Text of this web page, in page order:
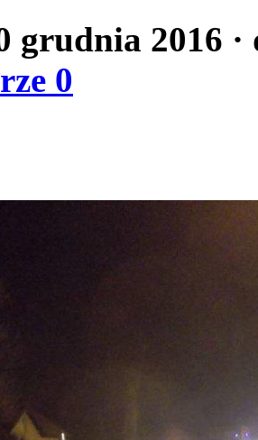
grudnia 2016
0